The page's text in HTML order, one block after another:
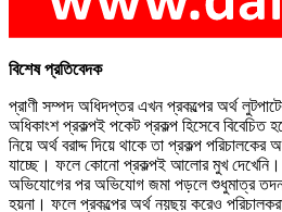
বিশেষ প্রতিবেদক
প্রাণী সম্পদ অধিদপ্তর এখন প্রকল্পের অর্থ
অধিকাংশ প্রকল্পই পকেট প্রকল্প হিসেবে বিবেচিত
নিয়ে অর্থ বরাদ্দ দিয়ে থাকে তা প্রকল্প পরিচালকের
যাচ্ছে। ফলে কোনো প্রকল্পই আলোর মুখ দেখেনি।
অভিযোগের পর অভিযোগ জমা পড়লে শুধুমাত্র
হয়না। ফলে প্রকল্পের অর্থ নয়ছয় করেও